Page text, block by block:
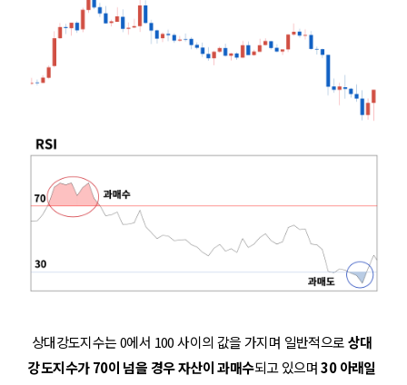
상대강도지수는 0에서 100 사이의 값을 가지며 일반적으로상대
강도지수가 70이 넘을 경우 자산이 과매수되고 있으며30 아래일